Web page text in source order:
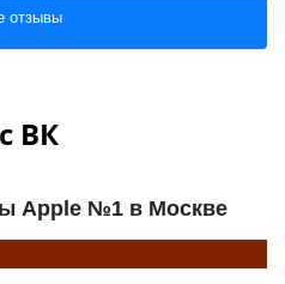
отзывы
ВК
Apple №1 в Москве